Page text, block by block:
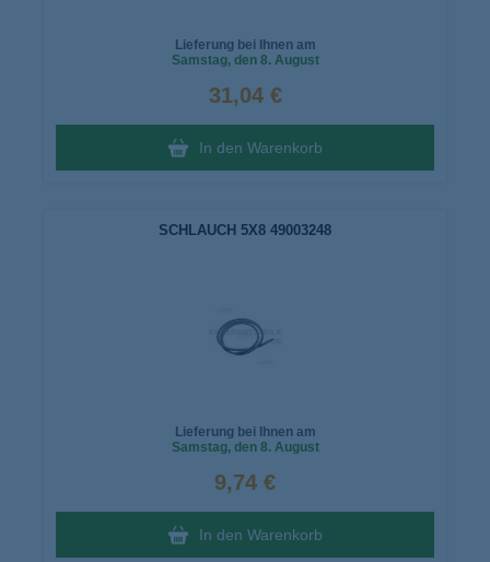
Lieferung bei Ihnen am
Samstag, den 8. August
31,04 €
In den Warenkorb
SCHLAUCH 5X8 49003248
Lieferung bei Ihnen am
Samstag, den 8. August
9,74 €
In den Warenkorb